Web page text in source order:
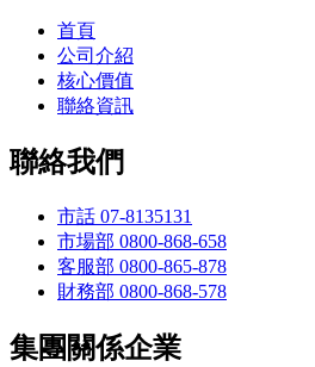
首頁
公司介紹
核心價值
聯絡資訊
聯絡我們
市話 07-8135131
市場部 0800-868-658
客服部 0800-865-878
財務部 0800-868-578
集團關係企業